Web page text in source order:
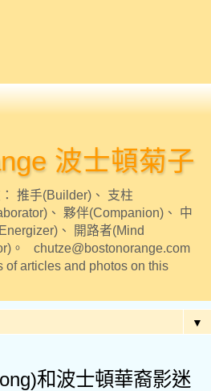
波士頓菊子
推手(Builder)、 支柱
、 夥伴(Companion)、 中
、 開路者(Mind
。 chutze@bostonorange.com
of articles and photos on this
▼
和波士頓華裔影迷